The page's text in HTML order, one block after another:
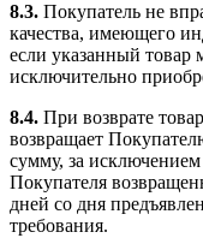
8.3. Покупатель не
качества, имеющего
если указанный товар
исключительно
8.4. При возврате
возвращает
сумму, за
Покупателя
дней со дня
требования.